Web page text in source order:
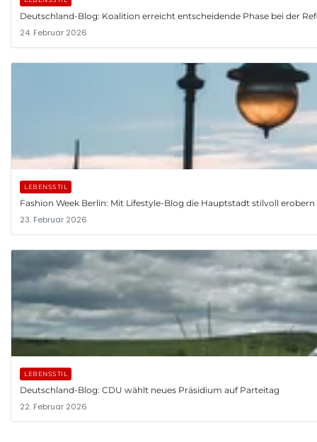
Deutschland-Blog: Koalition erreicht entscheidende Phase bei der
24. Februar 2026
LEBENSSTIL
Fashion Week Berlin: Mit Lifestyle-Blog die Hauptstadt stilvoll erobern
23. Februar 2026
LEBENSSTIL
Deutschland-Blog: CDU wählt neues Präsidium auf Parteitag
22. Februar 2026